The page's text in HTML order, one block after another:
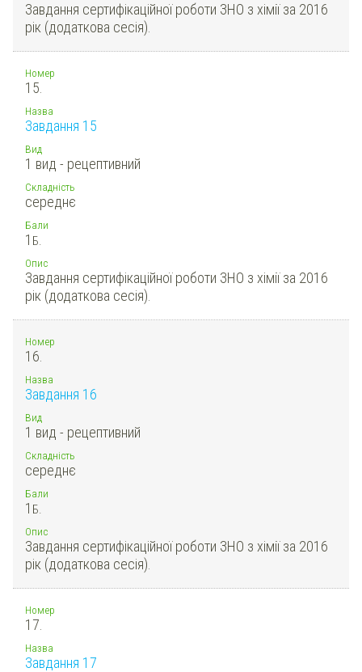
Завдання сертифікаційної роботи ЗНО з хімії за 2016
рік (додаткова сесія).
Номер
15.
Назва
Завдання 15
Вид
1 вид - рецептивний
Складність
середнє
Бали
1 Б.
Опис
Завдання сертифікаційної роботи ЗНО з хімії за 2016
рік (додаткова сесія).
Номер
16.
Назва
Завдання 16
Вид
1 вид - рецептивний
Складність
середнє
Бали
1 Б.
Опис
Завдання сертифікаційної роботи ЗНО з хімії за 2016
рік (додаткова сесія).
Номер
17.
Назва
Завдання 17